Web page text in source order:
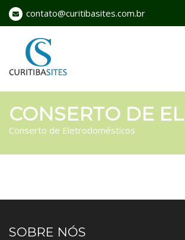
contato@curitibasites.com.br
CONSERTO DE
Conserto de Eletrodomésticos
SOBRE NÓS